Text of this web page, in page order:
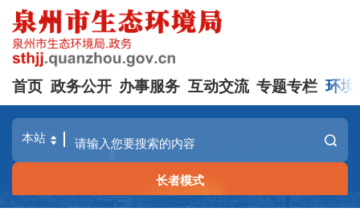
首页 政务公开 办事服务 互动交流 专题专栏 环境
长者模式